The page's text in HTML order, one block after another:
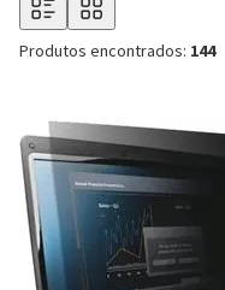
Produtos encontrados: 144